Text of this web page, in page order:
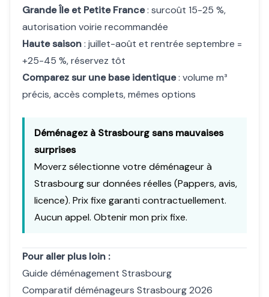
Grande Île et Petite France: surcoût 15-25 %,
autorisation voirie recommandée
Haute saison: juillet-août et rentrée septembre =
+25-45 %, réservez tôt
Comparez sur une base identique: volume m³
précis, accès complets, mêmes options
Déménagez à Strasbourg sans mauvaises
surprises
Moverz sélectionne votre déménageur à
Strasbourg sur données réelles (Pappers, avis,
licence). Prix fixe garanti contractuellement.
Aucun appel. Obtenir mon prix fixe.
Pour aller plus loin :
Guide déménagement Strasbourg
Comparatif déménageurs Strasbourg 2026